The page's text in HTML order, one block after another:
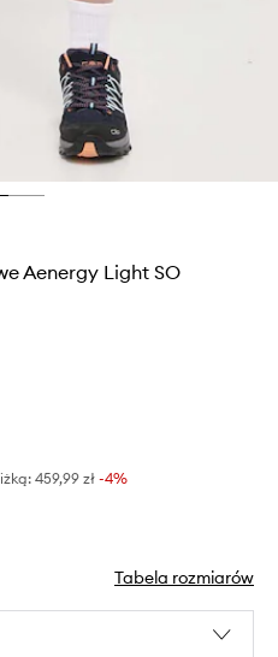
Aenergy Light SO
459,99 zł -4%
Tabela rozmiarów